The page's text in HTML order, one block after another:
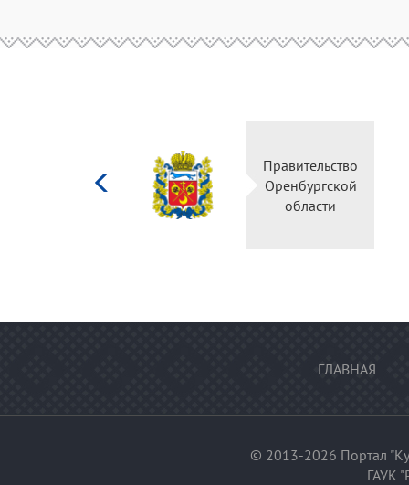
Правительство
Оренбургской
области
ГЛАВНАЯ
© 2013-2026 Портал
ГАУК